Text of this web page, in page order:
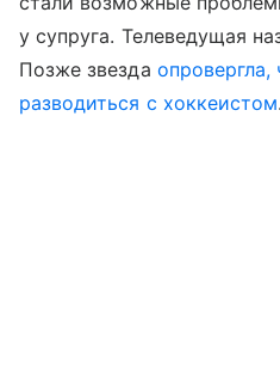
у супруга. Телеведущая
Позже звезда опровергла,
разводиться с хоккеистом.